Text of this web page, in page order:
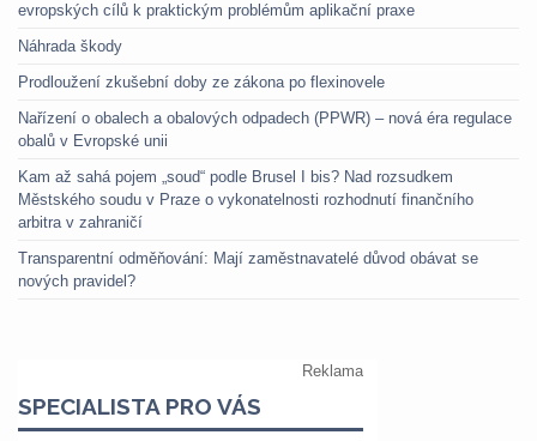
evropských cílů k praktickým problémům aplikační praxe
Náhrada škody
Prodloužení zkušební doby ze zákona po flexinovele
Nařízení o obalech a obalových odpadech (PPWR) – nová éra regulace
obalů v Evropské unii
Kam až sahá pojem „soud“ podle Brusel I bis? Nad rozsudkem
Městského soudu v Praze o vykonatelnosti rozhodnutí finančního
arbitra v zahraničí
Transparentní odměňování: Mají zaměstnavatelé důvod obávat se
nových pravidel?